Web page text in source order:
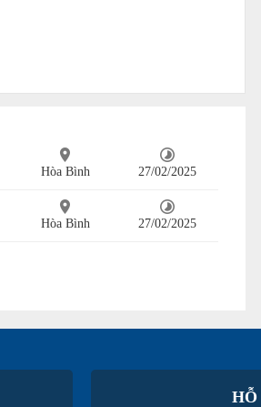
Hòa Bình 27/02/2025
Hòa Bình 27/02/2025